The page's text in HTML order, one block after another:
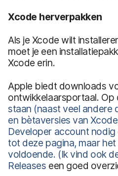
Xcode herverpakken
Als je Xcode wilt
moet je een
Xcode erin.
Apple biedt downloads
ontwikkelaarsportaal.
staan (naast veel andere
en bètaversies van
Developer account
tot deze pagina, maar
voldoende. (Ik vind ook
Releases een goed